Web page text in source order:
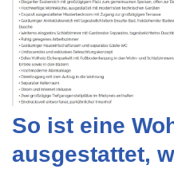
So ist eine
ausgestattet,